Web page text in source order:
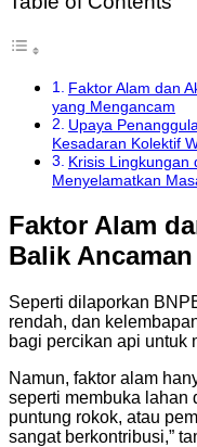
Faktor Alam dan
yang Mengancam
Upaya
Kesadaran Kolektif
Krisis Lingkungan
Menyelamatkan
Faktor Alam
Balik
Seperti dilaporkan
rendah, dan
bagi percikan api untuk
Namun, faktor alam
seperti membuka lahan
puntung rokok, atau
sangat berkontribusi,”